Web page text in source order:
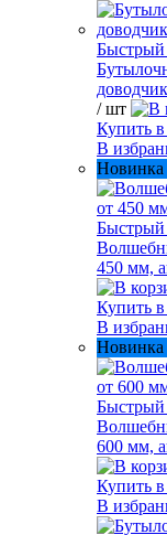
Быстрый
/ шт
Купить
В
Новинка
Быстрый
450 мм,
Купить
В
Новинка
Быстрый
600 мм,
Купить
В